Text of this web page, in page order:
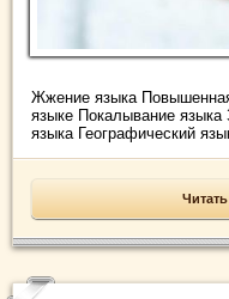
Жжение языка
языке Покалывание языка
языка Географический